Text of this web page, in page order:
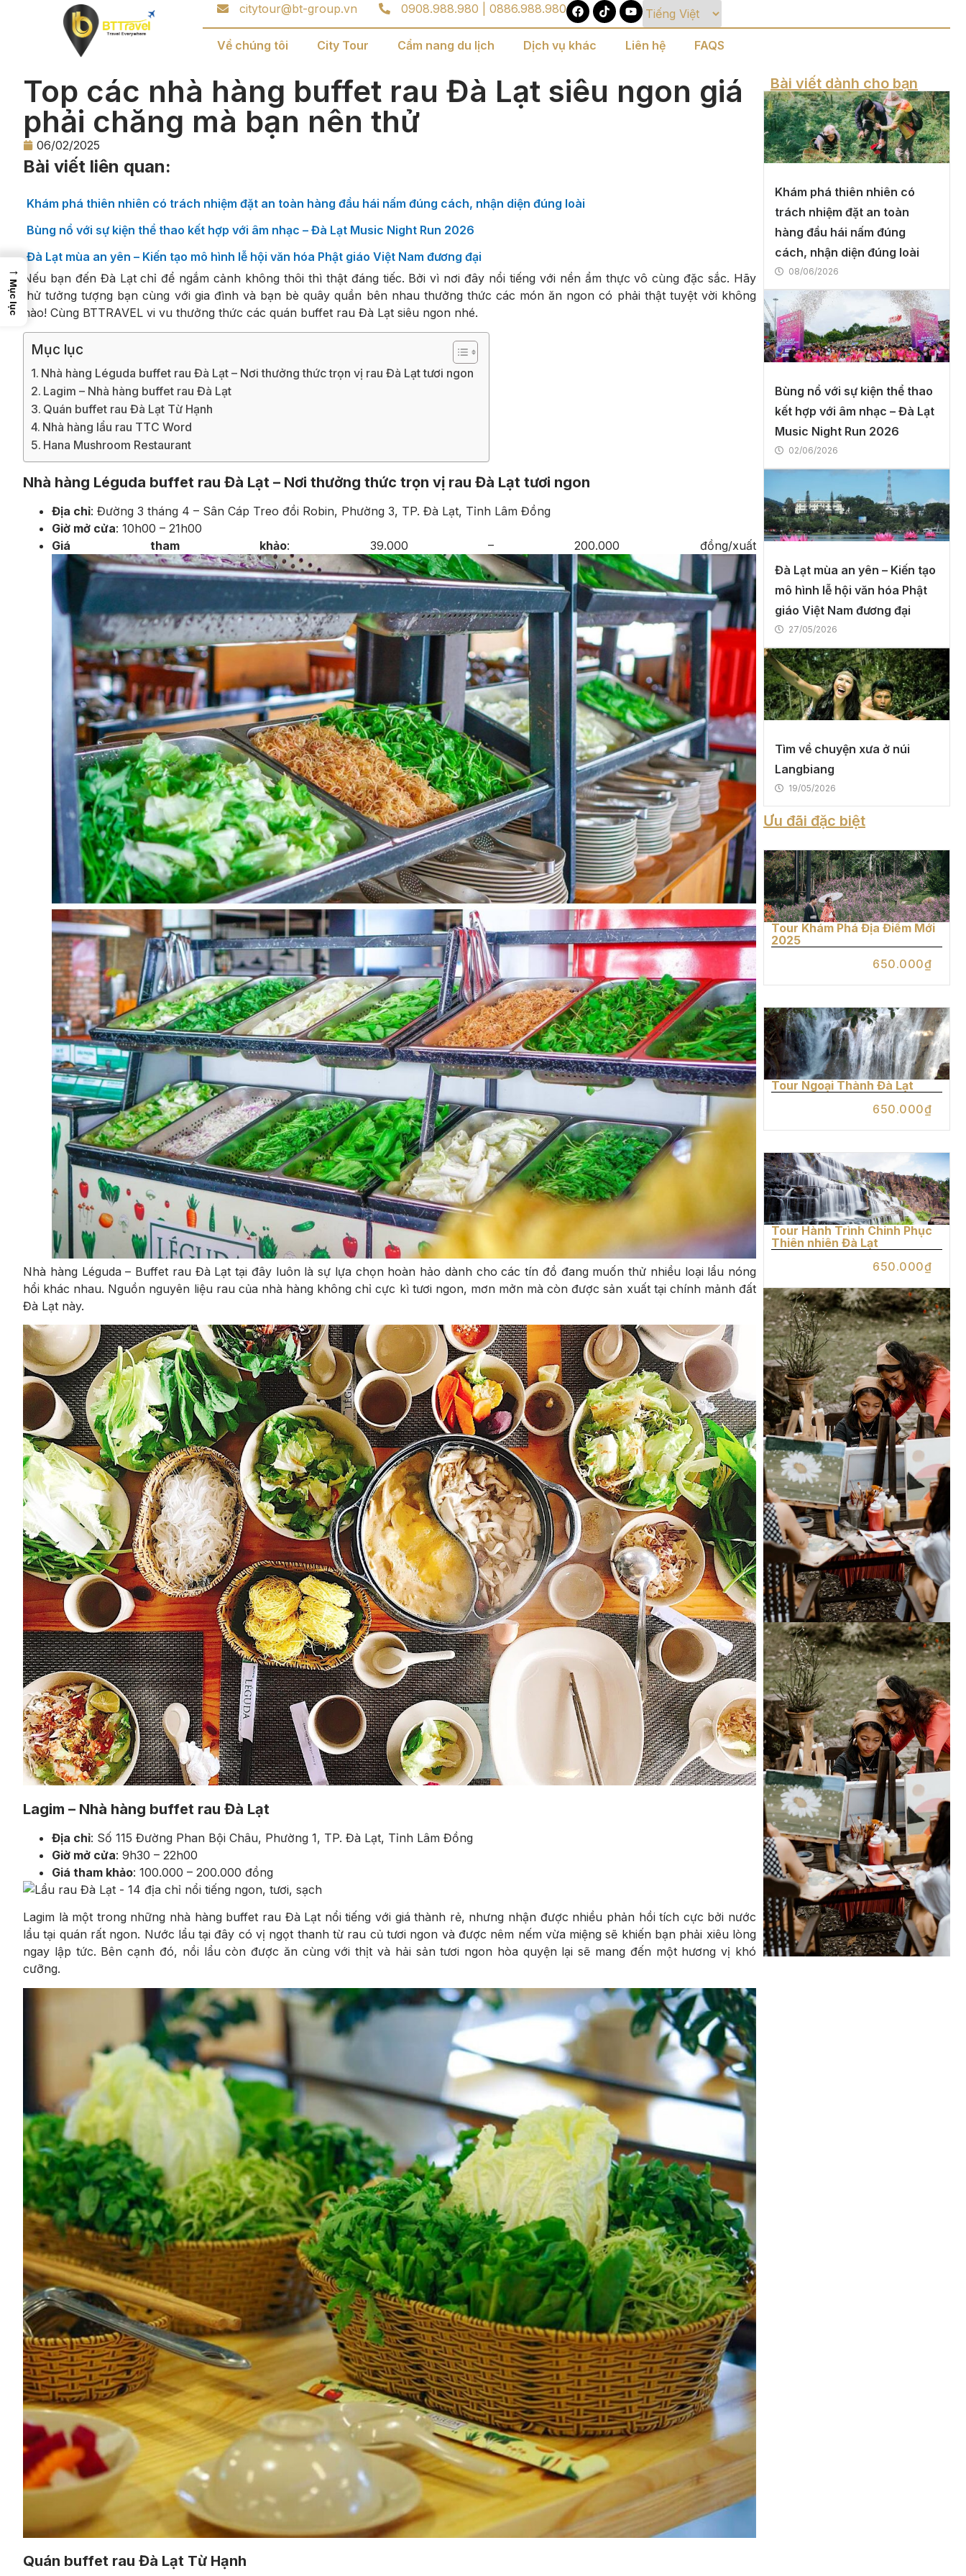
citytour@bt-group.vn 0908.988.980 | 0886.988.980
Về chúng tôi City Tour Cẩm nang du lịch Dịch vụ khác Liên hệ FAQS
Top các nhà hàng buffet rau Đà Lạt siêu ngon giá
phải chăng mà bạn nên thử
06/02/2025
Bài viết liên quan:
Khám phá thiên nhiên có trách nhiệm đặt an toàn hàng đầu hái nấm đúng cách, nhận diện đúng loài
Bùng nổ với sự kiện thể thao kết hợp với âm nhạc – Đà Lạt Music Night Run 2026
Đà Lạt mùa an yên – Kiến tạo mô hình lễ hội văn hóa Phật giáo Việt Nam đương đại
Nếu bạn đến Đà Lạt chỉ để ngắm cảnh không thôi thì thật đáng tiếc. Bởi vì nơi đây nổi tiếng với nền ẩm thực vô cùng đặc sắc. Hãy
thử tưởng tượng bạn cùng với gia đình và bạn bè quây quần bên nhau thưởng thức các món ăn ngon có phải thật tuyệt vời không
nào! Cùng BTTRAVEL vi vu thưởng thức các quán buffet rau Đà Lạt siêu ngon nhé.
Mục lục
Nhà hàng Léguda buffet rau Đà Lạt – Nơi thưởng thức trọn vị rau Đà Lạt tươi ngon
Lagim – Nhà hàng buffet rau Đà Lạt
Quán buffet rau Đà Lạt Từ Hạnh
Nhà hàng lẩu rau TTC Word
Hana Mushroom Restaurant
Nhà hàng Léguda buffet rau Đà Lạt – Nơi thưởng thức trọn vị rau Đà Lạt tươi ngon
Địa chỉ: Đường 3 tháng 4 – Sân Cáp Treo đồi Robin, Phường 3, TP. Đà Lạt, Tỉnh Lâm Đồng
Giờ mở cửa: 10h00 – 21h00
Giá tham khảo: 39.000 – 200.000 đồng/xuất
Nhà hàng Léguda – Buffet rau Đà Lạt tại đây luôn là sự lựa chọn hoàn hảo dành cho các tín đồ đang muốn thử nhiều loại lẩu nóng
hổi khác nhau. Nguồn nguyên liệu rau của nhà hàng không chỉ cực kì tươi ngon, mơn mởn mà còn được sản xuất tại chính mảnh đất
Đà Lạt này.
Lagim – Nhà hàng buffet rau Đà Lạt
Địa chỉ: Số 115 Đường Phan Bội Châu, Phường 1, TP. Đà Lạt, Tỉnh Lâm Đồng
Giờ mở cửa: 9h30 – 22h00
Giá tham khảo: 100.000 – 200.000 đồng
Lagim là một trong những nhà hàng buffet rau Đà Lạt nổi tiếng với giá thành rẻ, nhưng nhận được nhiều phản hồi tích cực bởi nước
lẩu tại quán rất ngon. Nước lẩu tại đây có vị ngọt thanh từ rau củ tươi ngon và được nêm nếm vừa miệng sẽ khiến bạn phải xiêu lòng
ngay lập tức. Bên cạnh đó, nồi lẩu còn được ăn cùng với thịt và hải sản tươi ngon hòa quyện lại sẽ mang đến một hương vị khó
cưỡng.
Quán buffet rau Đà Lạt Từ Hạnh
Bài viết dành cho bạn
Khám phá thiên nhiên có
trách nhiệm đặt an toàn
hàng đầu hái nấm đúng
cách, nhận diện đúng loài
08/06/2026
Bùng nổ với sự kiện thể thao
kết hợp với âm nhạc – Đà Lạt
Music Night Run 2026
02/06/2026
Đà Lạt mùa an yên – Kiến tạo
mô hình lễ hội văn hóa Phật
giáo Việt Nam đương đại
27/05/2026
Tìm về chuyện xưa ở núi
Langbiang
19/05/2026
Ưu đãi đặc biệt
Tour Khám Phá Địa Điểm Mới
2025
650.000₫
Tour Ngoại Thành Đà Lạt
650.000₫
Tour Hành Trình Chinh Phục
Thiên nhiên Đà Lạt
650.000₫
→
Mục lục